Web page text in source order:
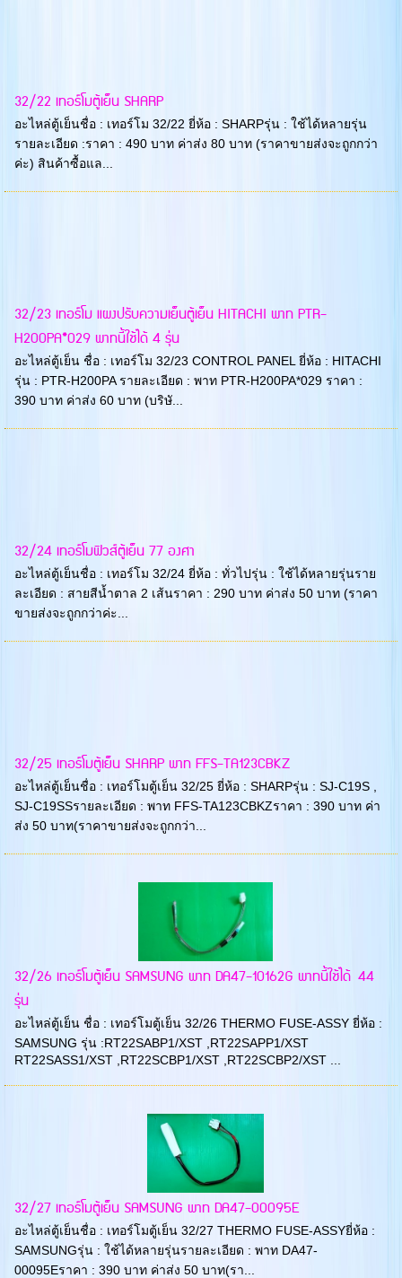
32/22 เทอร์โมตู้เย็น SHARP
อะไหล่ตู้เย็นชื่อ : เทอร์โม 32/22 ยี่ห้อ : SHARPรุ่น : ใช้ได้หลายรุ่น
รายละเอียด :ราคา : 490 บาท ค่าส่ง 80 บาท (ราคาขายส่งจะถูกกว่า
ค่ะ) สินค้าซื้อแล...
32/23 เทอร์โม แผงปรับความเย็นตู้เย็น HITACHI พาท PTR-
H200PA*029 พาทนี้ใช้ได้ 4 รุ่น
อะไหล่ตู้เย็น ชื่อ : เทอร์โม 32/23 CONTROL PANEL ยี่ห้อ : HITACHI
รุ่น : PTR-H200PA รายละเอียด : พาท PTR-H200PA*029 ราคา :
390 บาท ค่าส่ง 60 บาท (บริษั...
32/24 เทอร์โมฟิวส์ตู้เย็น 77 องศา
อะไหล่ตู้เย็นชื่อ : เทอร์โม 32/24 ยี่ห้อ : ทั่วไปรุ่น : ใช้ได้หลายรุ่นราย
ละเอียด : สายสีน้ำตาล 2 เส้นราคา : 290 บาท ค่าส่ง 50 บาท (ราคา
ขายส่งจะถูกกว่าค่ะ...
32/25 เทอร์โมตู้เย็น SHARP พาท FFS-TA123CBKZ
อะไหล่ตู้เย็นชื่อ : เทอร์โมตู้เย็น 32/25 ยี่ห้อ : SHARPรุ่น : SJ-C19S ,
SJ-C19SSรายละเอียด : พาท FFS-TA123CBKZราคา : 390 บาท ค่า
ส่ง 50 บาท(ราคาขายส่งจะถูกกว่า...
32/26 เทอร์โมตู้เย็น SAMSUNG พาท DA47-10162G พาทนี้ใช้ได้ 44
รุ่น
อะไหล่ตู้เย็น ชื่อ : เทอร์โมตู้เย็น 32/26 THERMO FUSE-ASSY ยี่ห้อ :
SAMSUNG รุ่น :RT22SABP1/XST ,RT22SAPP1/XST
RT22SASS1/XST ,RT22SCBP1/XST ,RT22SCBP2/XST ...
32/27 เทอร์โมตู้เย็น SAMSUNG พาท DA47-00095E
อะไหล่ตู้เย็นชื่อ : เทอร์โมตู้เย็น 32/27 THERMO FUSE-ASSYยี่ห้อ :
SAMSUNGรุ่น : ใช้ได้หลายรุ่นรายละเอียด : พาท DA47-
00095Eราคา : 390 บาท ค่าส่ง 50 บาท(รา...